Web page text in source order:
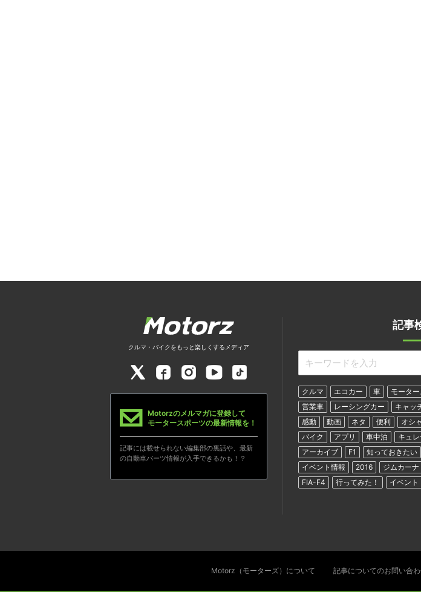
記事
クルマ エコカー 車 モータ
営業車
レーシングカー キャッ
感動
動画 ネタ 便利 オシ
バイク
アプリ 車中泊 キュ
アーカイブ
F1 知っておきたい
イベント情報
2016 ジムカーナ
FIA-F4
行ってみた！ イベント
クルマ・バイクをもっと楽しくするメディア
Motorzのメルマガに登録して
モータースポーツの最新情報を！
記事には載せられない編集部の裏話や、最新
の自動車パーツ情報が入手できるかも！？
Motorz（モーターズ）について 記事についてのお問い合